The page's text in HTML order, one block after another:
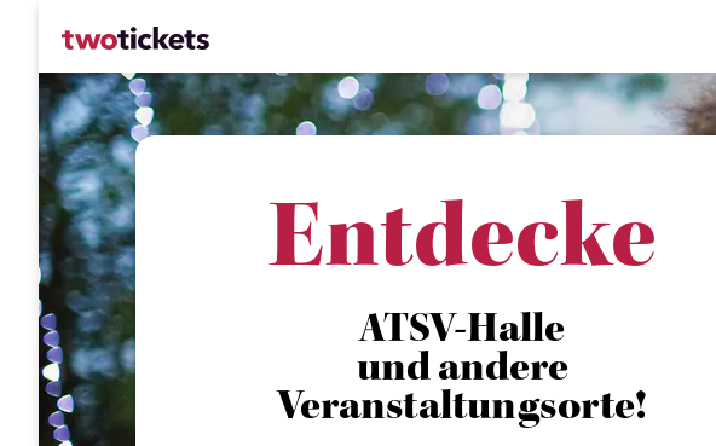
Entdecke
ATSV-Halle
und andere
Veranstaltungsorte!